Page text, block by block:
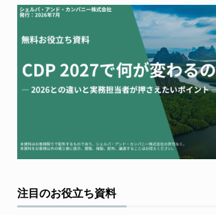
注目のお役立ち資料